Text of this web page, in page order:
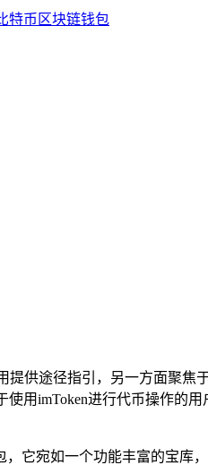
提供途径指引，另一方面聚焦
用imToken进行代币操作的
它宛如一个功能丰富的宝库